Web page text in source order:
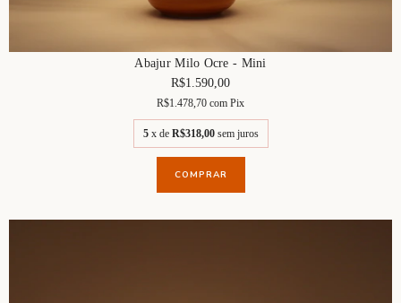
Abajur Milo Ocre - Mini
R$1.590,00
R$1.478,70 com Pix
5 x de R$318,00 sem juros
COMPRAR